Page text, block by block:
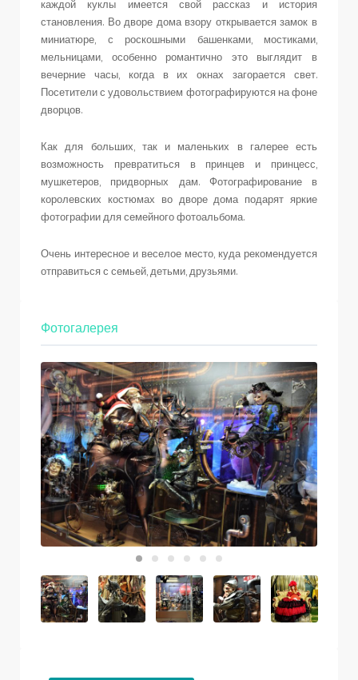
каждой куклы имеется свой рассказ и история
становления. Во дворе дома взору открывается замок в
миниатюре, с роскошными башенками, мостиками,
мельницами, особенно романтично это выглядит в
вечерние часы, когда в их окнах загорается свет.
Посетители с удовольствием фотографируются на фоне
дворцов.
Как для больших, так и маленьких в галерее есть
возможность превратиться в принцев и принцесс,
мушкетеров, придворных дам. Фотографирование в
королевских костюмах во дворе дома подарят яркие
фотографии для семейного фотоальбома.
Очень интересное и веселое место, куда рекомендуется
отправиться с семьей, детьми, друзьями.
Фотогалерея